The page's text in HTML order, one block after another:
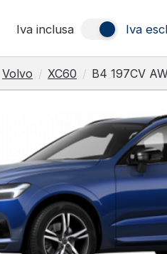
Iva inclusa Iva
Volvo / XC60 / B4 197CV